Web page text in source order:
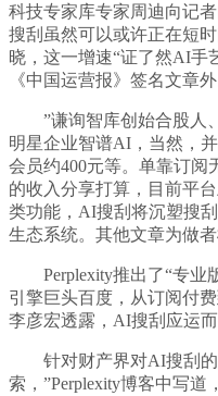
科技专家库专家周迪向记
搜刮虽然可以或许正在短
晓，这一增速“证了然AI手
《中国运营报》签名文章外
”谦询智库创始合股人
明星企业智谱AI，当然，
会员约400元等。单靠订阅
的收入分享打算，目前平
类功能，AI搜刮将沉塑搜
生态系统。其他文章为做者
Perplexity推出了“专业
引擎巨头百度，从订阅付
李彦宏透露，AI搜刮应运
针对财产界对AI搜刮的
索，”Perplexity博客中写